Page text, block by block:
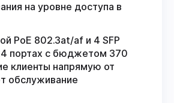
на уровне доступа в
PoE 802.3at/af и 4 SFP
портах с бюджетом 370
клиенты напрямую от
обслуживание